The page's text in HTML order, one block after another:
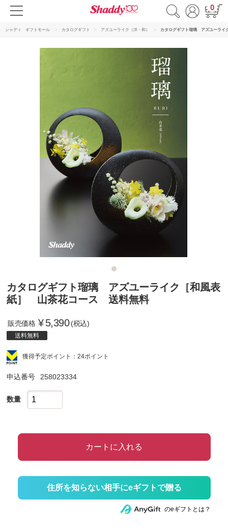
0
シャディ ギフトモール カタログギフト アズユーライク（洋・和） カタログギフト瑠璃 アズユーラ
カタログギフト瑠璃 アズユーライク［和風表
紙］ 山茶花コース 送料無料
販売価格 ¥5,390 (税込)
送料無料
獲得予定ポイント：24ポイント
申込番号 258023334
数量
カートに入れる
住所を知らない相手にeギフトで贈る
のeギフトとは？